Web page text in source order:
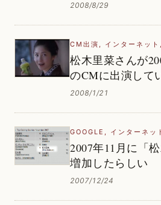
2008/8/29
CM出演 , インターネット ,
松木里菜さんが
のCMに出演して
2008/1/21
GOOGLE , インターネッ
2007年11月に「
増加したらしい
2007/12/24